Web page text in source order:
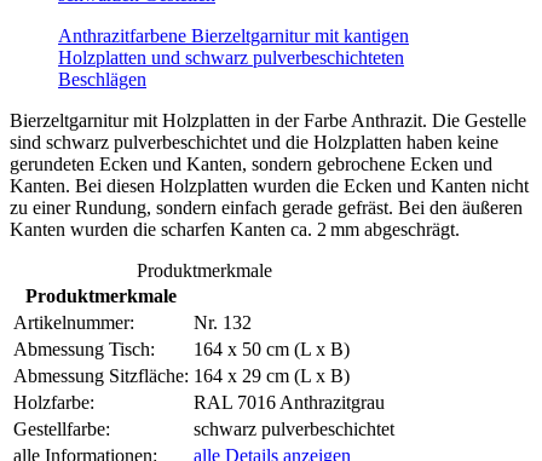
Anthrazitfarbene Bierzeltgarnitur mit kantigen
Holzplatten und schwarz pulverbeschichteten
Beschlägen
Bierzeltgarnitur mit Holzplatten in der Farbe Anthrazit. Die Gestelle
sind schwarz pulverbeschichtet und die Holzplatten haben keine
gerundeten Ecken und Kanten, sondern gebrochene Ecken und
Kanten. Bei diesen Holzplatten wurden die Ecken und Kanten nicht
zu einer Rundung, sondern einfach gerade gefräst. Bei den äußeren
Kanten wurden die scharfen Kanten ca. 2 mm abgeschrägt.
Produktmerkmale
Produktmerkmale
Artikelnummer:
Nr. 132
Abmessung Tisch:
164 x 50 cm (L x B)
Abmessung Sitzfläche: 164 x 29 cm (L x B)
Holzfarbe:
RAL 7016 Anthrazitgrau
Gestellfarbe:
schwarz pulverbeschichtet
alle Informationen:
alle Details anzeigen